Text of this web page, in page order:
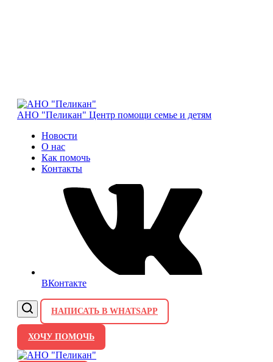
АНО "Пеликан" Центр помощи семье и детям
Новости
О нас
Как помочь
Контакты
ВКонтакте
НАПИСАТЬ В WHATSAPP
ХОЧУ ПОМОЧЬ